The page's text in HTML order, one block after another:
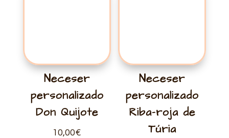
Neceser
personalizado
Don Quijote
10,00€
Neceser
personalizado
Riba-roja de
Túria